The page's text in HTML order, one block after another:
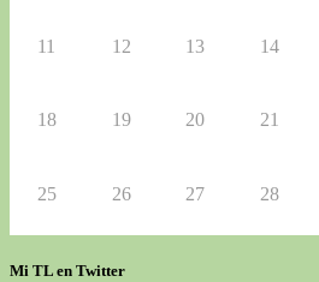
11 12 13 14
18 19 20 21
25 26 27 28
Mi TL en Twitter